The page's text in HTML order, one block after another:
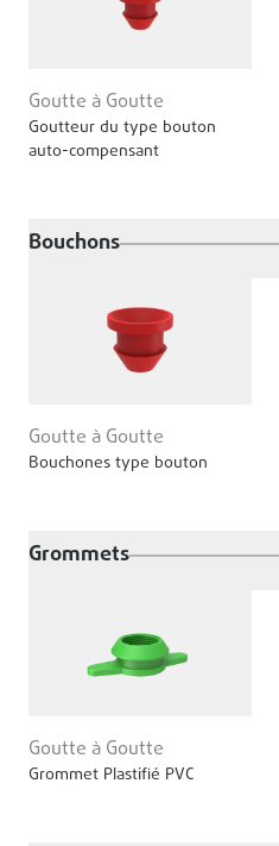
Goutte à Goutte
Goutteur du type bouton
auto-compensant
Bouchons
Goutte à Goutte
Bouchones type bouton
Grommets
Goutte à Goutte
Grommet Plastifié PVC